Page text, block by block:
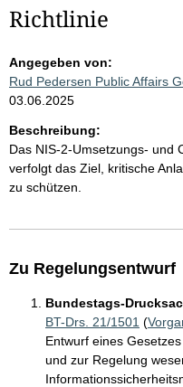
Richtlinie
Angegeben von:
Rud Pedersen Public Affairs
03.06.2025
Beschreibung:
Das NIS-2-Umsetzungs- und
verfolgt das Ziel, kritische
zu schützen.
Zu Regelungsentwurf
Bundestags-
BT-Drs. 21/1501 (
Entwurf eines
und zur Regelung